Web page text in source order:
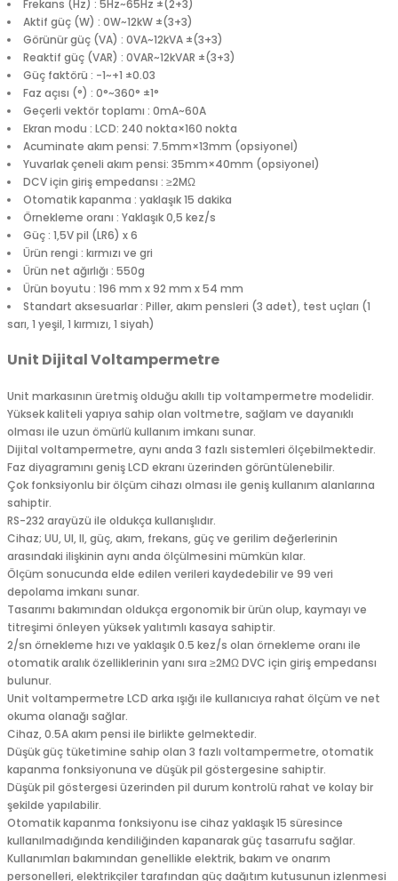
Frekans (Hz) : 5Hz~65Hz ±(2+3)
Aktif güç (W) : 0W~12kW ±(3+3)
Görünür güç (VA) : 0VA~12kVA ±(3+3)
Reaktif güç (VAR) : 0VAR~12kVAR ±(3+3)
Güç faktörü : -1~+1 ±0.03
Faz açısı (°) : 0°~360° ±1°
Geçerli vektör toplamı : 0mA~60A
Ekran modu : LCD: 240 nokta×160 nokta
Acuminate akım pensi: 7.5mm×13mm (opsiyonel)
Yuvarlak çeneli akım pensi: 35mm×40mm (opsiyonel)
DCV için giriş empedansı : ≥2MΩ
Otomatik kapanma : yaklaşık 15 dakika
Örnekleme oranı : Yaklaşık 0,5 kez/s
Güç : 1,5V pil (LR6) x 6
Ürün rengi : kırmızı ve gri
Ürün net ağırlığı : 550g
Ürün boyutu : 196 mm x 92 mm x 54 mm
Standart aksesuarlar : Piller, akım pensleri (3 adet), test uçları (1
sarı, 1 yeşil, 1 kırmızı, 1 siyah)
Unit Dijital Voltampermetre
Unit markasının üretmiş olduğu akıllı tip voltampermetre modelidir.
Yüksek kaliteli yapıya sahip olan voltmetre, sağlam ve dayanıklı
olması ile uzun ömürlü kullanım imkanı sunar.
Dijital voltampermetre, aynı anda 3 fazlı sistemleri ölçebilmektedir.
Faz diyagramını geniş LCD ekranı üzerinden görüntülenebilir.
Çok fonksiyonlu bir ölçüm cihazı olması ile geniş kullanım alanlarına
sahiptir.
RS-232 arayüzü ile oldukça kullanışlıdır.
Cihaz; UU, UI, II, güç, akım, frekans, güç ve gerilim değerlerinin
arasındaki ilişkinin aynı anda ölçülmesini mümkün kılar.
Ölçüm sonucunda elde edilen verileri kaydedebilir ve 99 veri
depolama imkanı sunar.
Tasarımı bakımından oldukça ergonomik bir ürün olup, kaymayı ve
titreşimi önleyen yüksek yalıtımlı kasaya sahiptir.
2/sn örnekleme hızı ve yaklaşık 0.5 kez/s olan örnekleme oranı ile
otomatik aralık özelliklerinin yanı sıra ≥2MΩ DVC için giriş empedansı
bulunur.
Unit voltampermetre LCD arka ışığı ile kullanıcıya rahat ölçüm ve net
okuma olanağı sağlar.
Cihaz, 0.5A akım pensi ile birlikte gelmektedir.
Düşük güç tüketimine sahip olan 3 fazlı voltampermetre, otomatik
kapanma fonksiyonuna ve düşük pil göstergesine sahiptir.
Düşük pil göstergesi üzerinden pil durum kontrolü rahat ve kolay bir
şekilde yapılabilir.
Otomatik kapanma fonksiyonu ise cihaz yaklaşık 15 süresince
kullanılmadığında kendiliğinden kapanarak güç tasarrufu sağlar.
Kullanımları bakımından genellikle elektrik, bakım ve onarım
personelleri, elektrikçiler tarafından güç dağıtım kutusunun izlenmesi